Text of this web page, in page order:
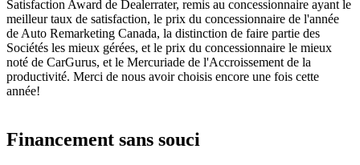
Satisfaction Award de Dealerrater, remis au concessionnaire ayant le
meilleur taux de satisfaction, le prix du concessionnaire de l'année
de Auto Remarketing Canada, la distinction de faire partie des
Sociétés les mieux gérées, et le prix du concessionnaire le mieux
noté de CarGurus, et le Mercuriade de l'Accroissement de la
productivité. Merci de nous avoir choisis encore une fois cette
année!
Financement sans souci